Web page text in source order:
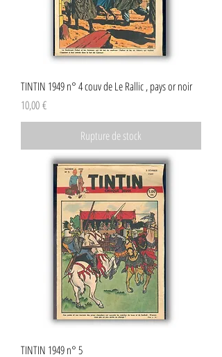
TINTIN 1949 n° 4 couv de Le Rallic , pays or noir
Prix
10,00 €
Rupture de stock
TINTIN 1949 n° 5